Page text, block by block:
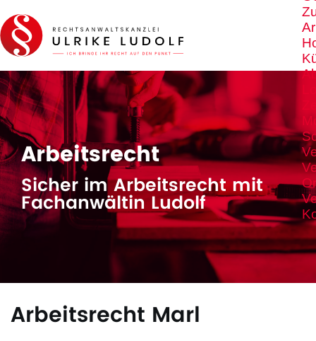
Arbeitsrecht
Sicher im Arbeitsrecht mit
Fachanwältin Ludolf
Arbeitsrecht Marl